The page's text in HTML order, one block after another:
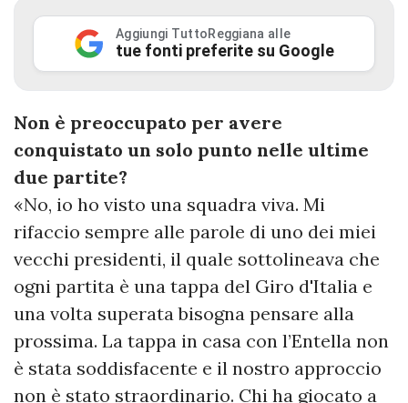
Aggiungi TuttoReggiana alle
tue fonti preferite su Google
Non è preoccupato per avere
conquistato un solo punto nelle ultime
due partite?
«No, io ho visto una squadra viva. Mi
rifaccio sempre alle parole di uno dei miei
vecchi presidenti, il quale sottolineava che
ogni partita è una tappa del Giro d'Italia e
una volta superata bisogna pensare alla
prossima. La tappa in casa con l’Entella non
è stata soddisfacente e il nostro approccio
non è stato straordinario. Chi ha giocato a